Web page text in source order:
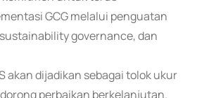
GCG melalui penguatan
governance, dan
akan dijadikan sebagai tolok ukur
perbaikan berkelanjutan.